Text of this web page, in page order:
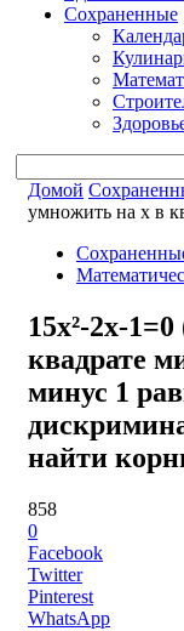
Сохраненные
Домой
умножить на x в
15x²-2x-
квадрате
минус 1
найти
858
0
Facebook
Twitter
Pinterest
WhatsApp